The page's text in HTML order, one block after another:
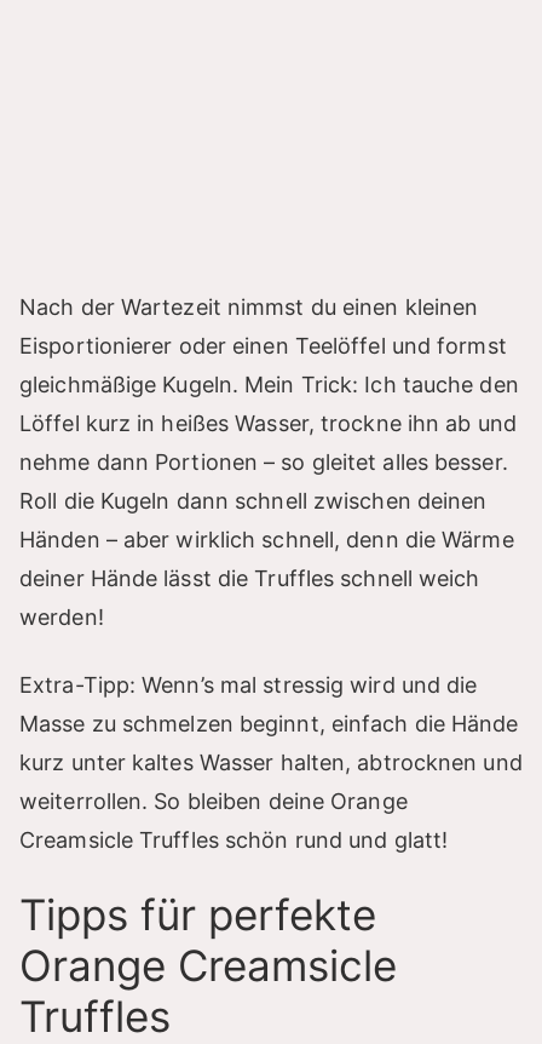
Nach der Wartezeit nimmst du einen kleinen
Eisportionierer oder einen Teelöffel und formst
gleichmäßige Kugeln. Mein Trick: Ich tauche den
Löffel kurz in heißes Wasser, trockne ihn ab und
nehme dann Portionen – so gleitet alles besser.
Roll die Kugeln dann schnell zwischen deinen
Händen – aber wirklich schnell, denn die Wärme
deiner Hände lässt die Truffles schnell weich
werden!
Extra-Tipp: Wenn’s mal stressig wird und die
Masse zu schmelzen beginnt, einfach die Hände
kurz unter kaltes Wasser halten, abtrocknen und
weiterrollen. So bleiben deine Orange
Creamsicle Truffles schön rund und glatt!
Tipps für perfekte
Orange Creamsicle
Truffles